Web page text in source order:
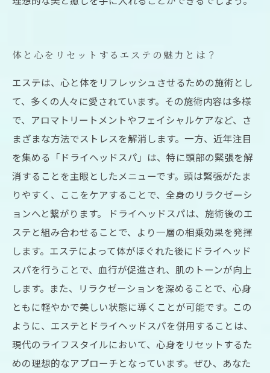
体と心をリセットするエステの魅力とは？
エステは、心と体をリフレッシュさせるための施術とし
て、多くの人々に愛されています。その施術内容は多様
で、アロマトリートメントやフェイシャルケアなど、さ
まざまな方法でストレスを解消します。一方、近年注目
を集める「ドライヘッドスパ」は、特に頭部の緊張を解
消することを主眼としたメニューです。頭は緊張がたま
りやすく、ここをケアすることで、全身のリラクゼーシ
ョンへと繋がります。 ドライヘッドスパは、施術後のエ
ステと組み合わせることで、より一層の相乗効果を発揮
します。エステによって体がほぐれた後にドライヘッド
スパを行うことで、血行が促進され、肌のトーンが向上
します。また、リラクゼーションを深めることで、心身
ともに軽やかで美しい状態に導くことが可能です。この
ように、エステとドライヘッドスパを併用することは、
現代のライフスタイルにおいて、心身をリセットするた
めの理想的なアプローチとなっています。ぜひ、あなた